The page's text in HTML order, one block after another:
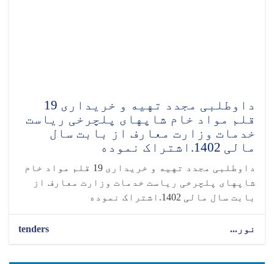
داوطلبی مجدد تهیه و خریداری 19
قلم مواد خام شاپهای پلچرخی ریاست
خدمات وزارت معارف از بابت سال
مالی 1402.اشتراک نموده
داوطلبی مجدد تهیه و خریداری 19 قلم مواد خام
شاپهای پلچرخی ریاست خدمات وزارت معارف از
بابت سال مالی 1402.اشتراک نموده
نور... tenders